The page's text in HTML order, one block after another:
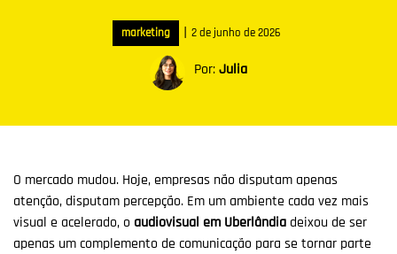
marketing | 2 de junho de 2026
Por:Julia
O mercado mudou. Hoje, empresas não disputam apenas
atenção, disputam percepção. Em um ambiente cada vez mais
visual e acelerado, o audiovisual em Uberlândia deixou de ser
apenas um complemento de comunicação para se tornar parte